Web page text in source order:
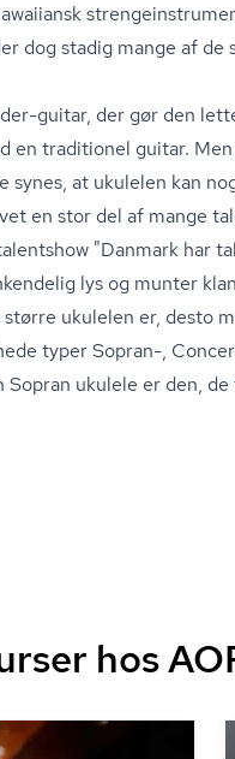
dog stadig mange af de
guitar, der gør den
en traditionel guitar.
synes, at ukulelen kan
en stor del af mange
"Danmark har
lys og munter
ukulelen er, desto
typer Sopran-,
Sopran ukulele er den,
hos